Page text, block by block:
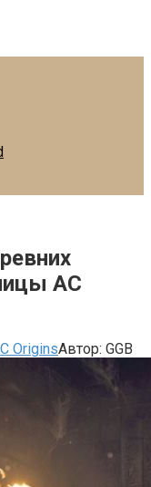
AC
OriginsАвтор: GGB